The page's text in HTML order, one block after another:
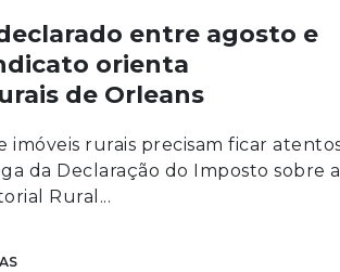
entre agosto e
orienta
de Orleans
imóveis rurais precisam ficar
da Declaração do Imposto sobre a
Rural...